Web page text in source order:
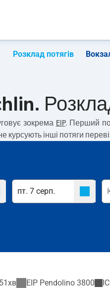
Розклад потягів
зокрема EIP. Перший
курсують інші потяги
EIP Pendolino 3800 IC